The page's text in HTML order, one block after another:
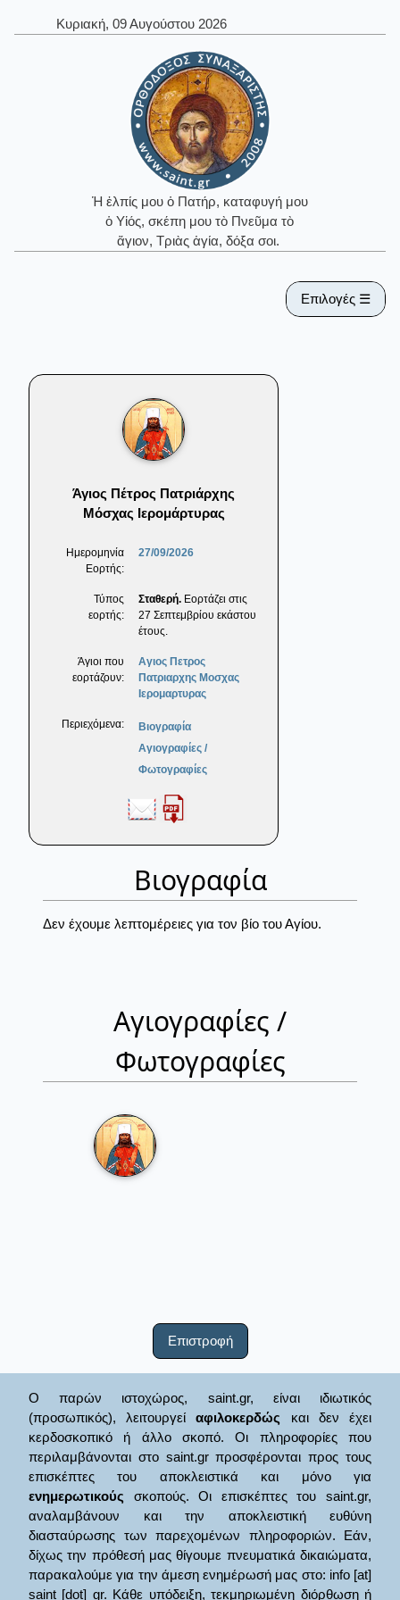
Κυριακή, 09 Αυγούστου 2026
Ἡ ἐλπίς μου ὁ Πατήρ, καταφυγή μου
ὁ Υἱός, σκέπη μου τὸ Πνεῦμα τὸ
ἅγιον, Τριὰς ἁγία, δόξα σοι.
Επιλογές ☰
Άγιος Πέτρος Πατριάρχης
Μόσχας Ιερομάρτυρας
Ημερομηνία
Εορτής:
27/09/2026
Τύπος
εορτής:
Σταθερή. Εορτάζει στις
27 Σεπτεμβρίου εκάστου
έτους.
Άγιοι που
εορτάζουν:
Αγιος Πετρος
Πατριαρχης Μοσχας
Ιερομαρτυρας
Περιεχόμενα:
Βιογραφία
Αγιογραφίες /
Φωτογραφίες
Βιογραφία
Δεν έχουμε λεπτομέρειες για τον βίο του Αγίου.
Αγιογραφίες /
Φωτογραφίες
Επιστροφή
Ο παρών ιστοχώρος, saint.gr, είναι ιδιωτικός
(προσωπικός), λειτουργείαφιλοκερδώς και δεν έχει
κερδοσκοπικό ή άλλο σκοπό. Οι πληροφορίες που
περιλαμβάνονται στο saint.gr προσφέρονται προς τους
επισκέπτες του αποκλειστικά και μόνο για
ενημερωτικούς σκοπούς. Οι επισκέπτες του saint.gr,
αναλαμβάνουν και την αποκλειστική ευθύνη
διασταύρωσης των παρεχομένων πληροφοριών. Εάν,
δίχως την πρόθεσή μας θίγουμε πνευματικά δικαιώματα,
παρακαλούμε για την άμεση ενημέρωσή μας στο: info [at]
saint [dot] gr. Κάθε υπόδειξη, τεκμηριωμένη διόρθωση ή